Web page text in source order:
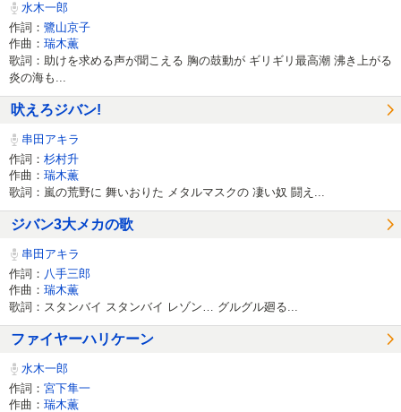
水木一郎
作詞： 鷺山京子
作曲： 瑞木薫
歌詞：助けを求める声が聞こえる 胸の鼓動が ギリギリ最高潮 沸き上がる
炎の海も...
吠えろジバン!
串田アキラ
作詞： 杉村升
作曲： 瑞木薫
歌詞：嵐の荒野に 舞いおりた メタルマスクの 凄い奴 闘え...
ジバン3大メカの歌
串田アキラ
作詞： 八手三郎
作曲： 瑞木薫
歌詞：スタンバイ スタンバイ レゾン… グルグル廻る...
ファイヤーハリケーン
水木一郎
作詞： 宮下隼一
作曲： 瑞木薫